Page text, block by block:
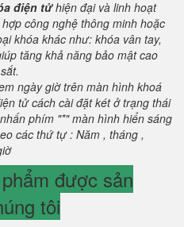
điện tửhiện đại và linh hoạt
công nghệ thông minh hoặc
khóa khác như: khóa vân tay,
tăng khả năng bảo mật cao
ngày giờ trên màn hình khoá
tử cách cài đặt két ở trạng thái
phím "*" màn hình hiển sáng
các thứ tự : Năm , tháng ,
được sản
tôi